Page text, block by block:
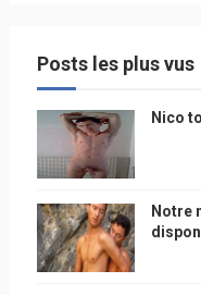
Posts les plus vus
Nico
Notre